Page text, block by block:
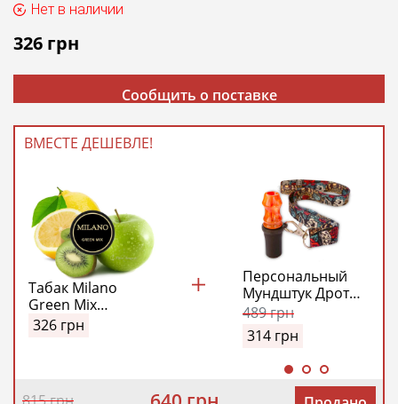
Нет в наличии
326 грн
Сообщить о поставке
ВМЕСТЕ ДЕШЕВЛЕ!
Табак Milano
Green Mix
(Милано Зеленый
Микс) 100 гр
326 грн
Персональный
Мундштук Дротик
Модель №1
(Drotick Personal
Model №1)
(Оранжевый)
489грн
314 грн